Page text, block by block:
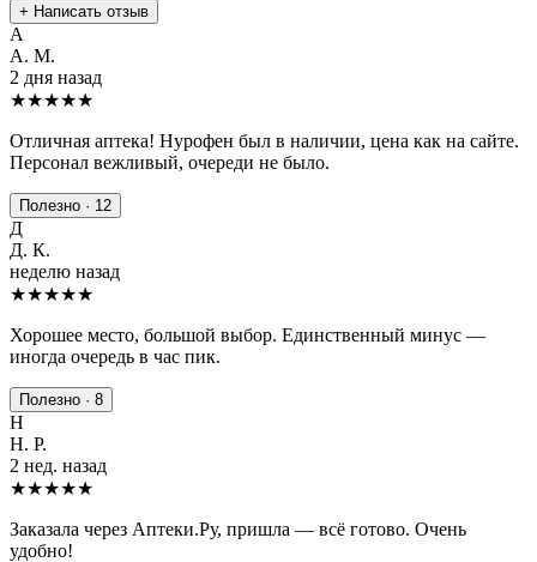
+ Написать отзыв
А
А. М.
2 дня назад
★★★★★
Отличная аптека! Нурофен был в наличии, цена как на сайте.
Персонал вежливый, очереди не было.
Полезно · 12
Д
Д. К.
неделю назад
★★★★★
Хорошее место, большой выбор. Единственный минус —
иногда очередь в час пик.
Полезно · 8
Н
Н. Р.
2 нед. назад
★★★★★
Заказала через Аптеки.Ру, пришла — всё готово. Очень
удобно!